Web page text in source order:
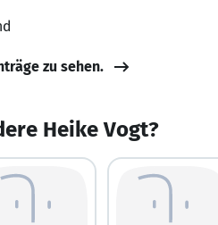
zu sehen.
Heike Vogt?